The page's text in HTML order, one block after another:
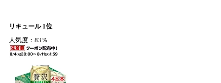
リキュール 1位
人気度：83％